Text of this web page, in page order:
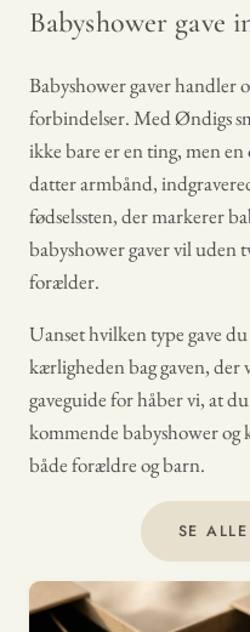
Babyshower gave
Babyshower gaver handler
forbindelser. Med Øndigs
ikke bare er en ting, men
datter armbånd,
fødselssten, der markerer
babyshower gaver vil uden
forælder.
Uanset hvilken type gave
kærligheden bag gaven,
gaveguide for håber vi, at
kommende babyshower
både forældre og barn.
SE